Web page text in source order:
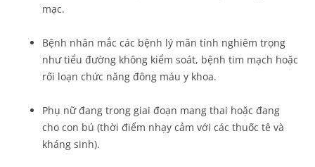
mạc.
Bệnh nhân mắc các bệnh lý mãn tính nghiêm trọng
như tiểu đường không kiểm soát, bệnh tim mạch hoặc
rối loạn chức năng đông máu y khoa.
Phụ nữ đang trong giai đoạn mang thai hoặc đang
cho con bú (thời điểm nhạy cảm với các thuốc tê và
kháng sinh).